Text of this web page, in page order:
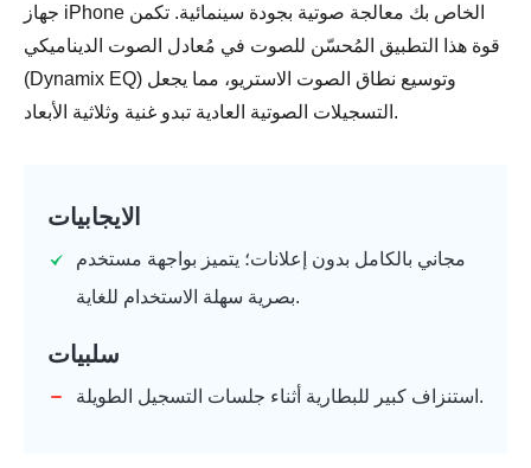
جهاز iPhone الخاص بك معالجة صوتية بجودة سينمائية. تكمن
قوة هذا التطبيق المُحسّن للصوت في مُعادل الصوت الديناميكي
(Dynamix EQ) وتوسيع نطاق الصوت الاستريو، مما يجعل
التسجيلات الصوتية العادية تبدو غنية وثلاثية الأبعاد.
الايجابيات
مجاني بالكامل بدون إعلانات؛ يتميز بواجهة مستخدم
بصرية سهلة الاستخدام للغاية.
سلبيات
استنزاف كبير للبطارية أثناء جلسات التسجيل الطويلة.